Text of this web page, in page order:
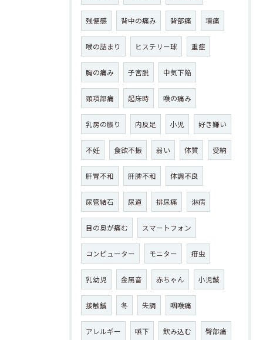
残便感 背中の痛み 背部痛 項痛
喉の詰まり ヒステリー球 重症
胸の痛み 子宮脱 中気下陥
頸項部痛 起床時 喉の痛み
乳房の脹り 内反足 小児 好き嫌い
不妊 食欲不振 弱い 体質 受納
肝胃不和 肝脾不和 体調不良
尿管結石 尿道 排尿痛 淋病
目の奥が痛む スマートフォン
コンピューター モニター 疳虫
乳幼児 金属音 赤ちゃん 小児鍼
接触鍼 冬 失調 咽喉痛
アレルギー 嚥下 飲み込む 臀部痛